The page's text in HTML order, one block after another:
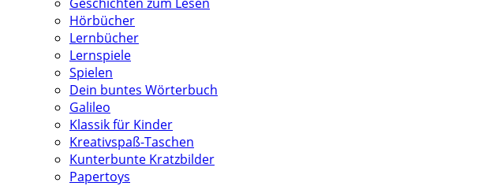
Hörbücher
Lernbücher
Lernspiele
Spielen
Dein buntes Wörterbuch
Galileo
Klassik für Kinder
Kreativspaß-Taschen
Kunterbunte Kratzbilder
Papertoys